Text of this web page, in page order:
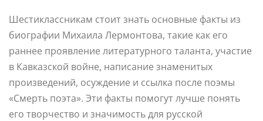
Шестиклассникам стоит знать основные факты из
биографии Михаила Лермонтова, такие как его
раннее проявление литературного таланта, участие
в Кавказской войне, написание знаменитых
произведений, осуждение и ссылка после поэмы
«Смерть поэта». Эти факты помогут лучше понять
его творчество и значимость для русской